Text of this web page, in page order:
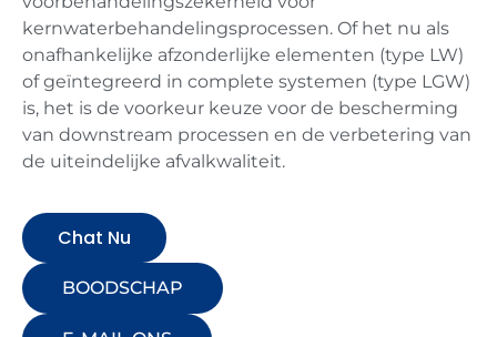
kernwaterbehandelingsprocessen. Of het nu als
onafhankelijke afzonderlijke elementen (type LW)
of geïntegreerd in complete systemen (type LGW)
is, het is de voorkeur keuze voor de bescherming
van downstream processen en de verbetering van
de uiteindelijke afvalkwaliteit.
Chat Nu
BOODSCHAP